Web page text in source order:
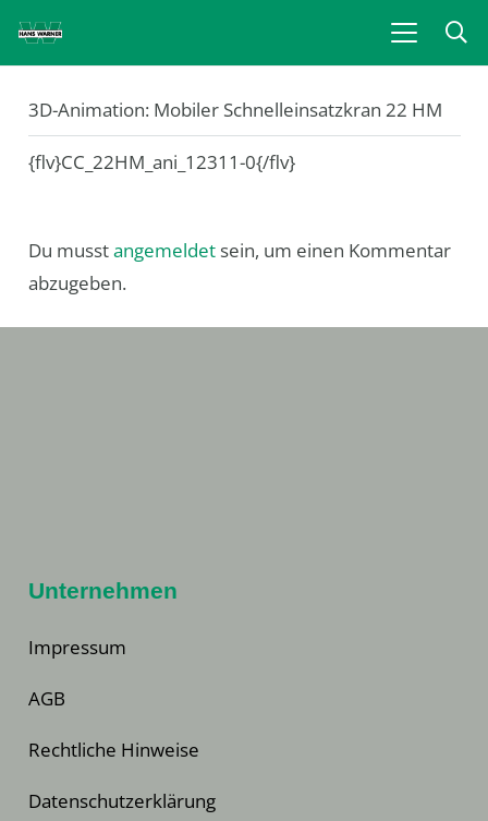
3D-Animation: Mobiler Schnelleinsatzkran 22 HM
{flv}CC_22HM_ani_12311-0{/flv}
Du musstangemeldetsein, um einen Kommentar
abzugeben.
Unternehmen
Impressum
AGB
Rechtliche Hinweise
Datenschutzerklärung